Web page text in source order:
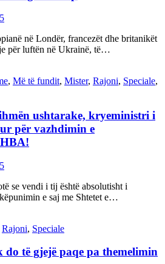
në Londër, francezët dhe britanikët
për luftën në Ukrainë, të…
, Më të fundit, Mister, Rajoni, Speciale,
ushtarake, kryeministri i
për vazhdimin e
se vendi i tij është absolutisht i
e saj me Shtetet e…
Rajoni, Speciale
të gjejë paqe pa themelimin